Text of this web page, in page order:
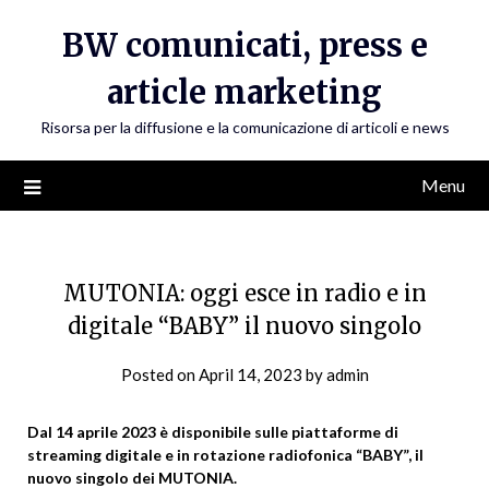
BW comunicati, press e
article marketing
Risorsa per la diffusione e la comunicazione di articoli e news
Menu
MUTONIA: oggi esce in radio e in
digitale “BABY” il nuovo singolo
Posted onApril 14, 2023 byadmin
Dal 14 aprile 2023 è disponibile sulle piattaforme di
streaming digitale e in rotazione radiofonica “BABY”, il
nuovo singolo dei MUTONIA.